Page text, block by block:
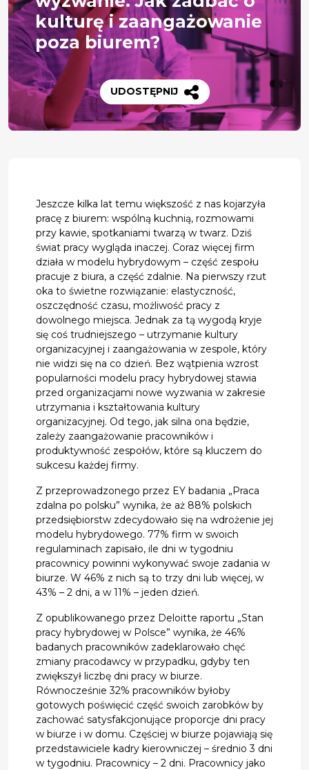
kulturę i zaangażowanie
poza biurem?
UDOSTĘPNIJ
Jeszcze kilka lat temu większość z nas kojarzyła
pracę z biurem: wspólną kuchnią, rozmowami
przy kawie, spotkaniami twarzą w twarz. Dziś
świat pracy wygląda inaczej. Coraz więcej firm
działa w modelu hybrydowym – część zespołu
pracuje z biura, a część zdalnie. Na pierwszy rzut
oka to świetne rozwiązanie: elastyczność,
oszczędność czasu, możliwość pracy z
dowolnego miejsca. Jednak za tą wygodą kryje
się coś trudniejszego – utrzymanie kultury
organizacyjnej i zaangażowania w zespole, który
nie widzi się na co dzień. Bez wątpienia wzrost
popularności modelu pracy hybrydowej stawia
przed organizacjami nowe wyzwania w zakresie
utrzymania i kształtowania kultury
organizacyjnej. Od tego, jak silna ona będzie,
zależy zaangażowanie pracowników i
produktywność zespołów, które są kluczem do
sukcesu każdej firmy.
Z przeprowadzonego przez EY badania „Praca
zdalna po polsku” wynika, że aż 88% polskich
przedsiębiorstw zdecydowało się na wdrożenie jej
modelu hybrydowego. 77% firm w swoich
regulaminach zapisało, ile dni w tygodniu
pracownicy powinni wykonywać swoje zadania w
biurze. W 46% z nich są to trzy dni lub więcej, w
43% – 2 dni, a w 11% – jeden dzień.
Z opublikowanego przez Deloitte raportu „Stan
pracy hybrydowej w Polsce” wynika, że 46%
badanych pracowników zadeklarowało chęć
zmiany pracodawcy w przypadku, gdyby ten
zwiększył liczbę dni pracy w biurze.
Równocześnie 32% pracowników byłoby
gotowych poświęcić część swoich zarobków by
zachować satysfakcjonujące proporcje dni pracy
w biurze i w domu. Częściej w biurze pojawiają się
przedstawiciele kadry kierowniczej – średnio 3 dni
w tygodniu. Pracownicy – 2 dni. Pracownicy jako